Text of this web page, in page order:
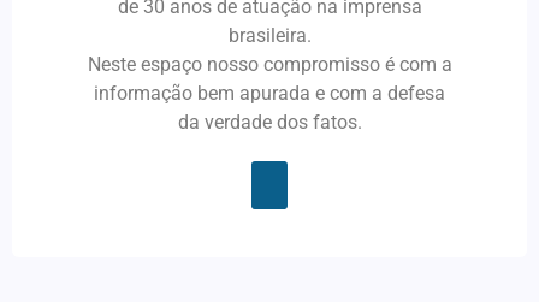
de 30 anos de atuação na imprensa
brasileira.
Neste espaço nosso compromisso é com a
informação bem apurada e com a defesa
da verdade dos fatos.